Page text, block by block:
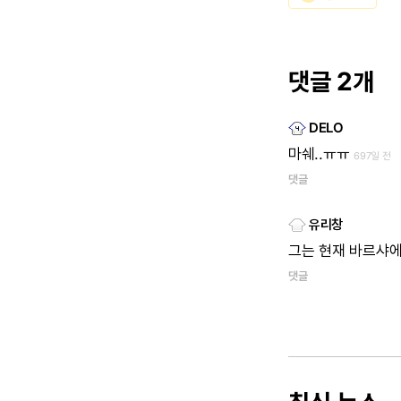
댓글 2개
DELO
마쉐..ㅠㅠ 697일 전
댓글
유리창
그는 현재 바르샤
댓글